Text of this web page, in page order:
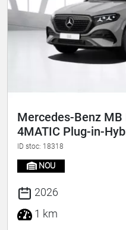
Mercedes-Benz MB
4MATIC Plug-in-
ID stoc: 18318
NOU
2026
1 km